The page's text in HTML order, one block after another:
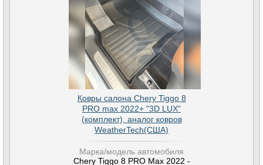
Ковры салона Chery Tiggo 8
PRO max 2022+ "3D LUX"
(комплект), аналог ковров
WeatherTech(США)
Марка/модель автомобиля
Chery Tiggo 8 PRO Max 2022 -